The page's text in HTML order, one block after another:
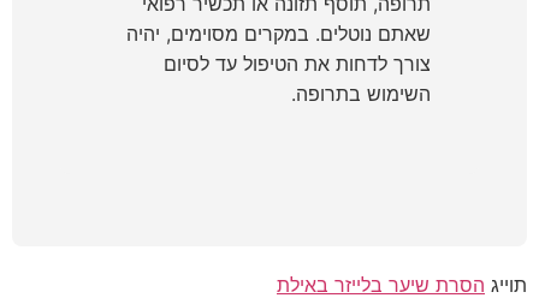
שאתם נוטלים. במקרים מסוימים, יהיה
צורך לדחות את הטיפול עד לסיום
השימוש בתרופה.
תוייג הסרת שיער בלייזר באילת